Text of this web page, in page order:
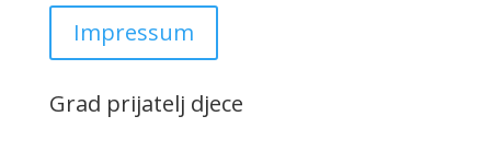
Impressum
Grad prijatelj djece